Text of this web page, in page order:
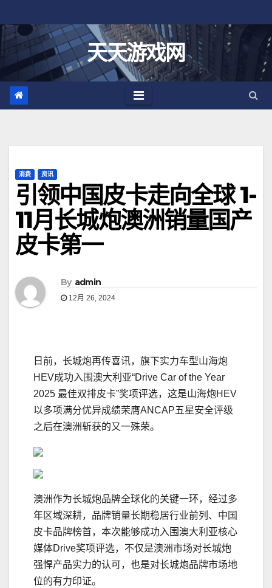
至
天天游戏网
消费 资讯
引领中国皮卡走向全球 1-
11月长城炮澳洲销量国产
皮卡第一
By admin
12月 26, 2024
日前，长城炮再传喜讯，旗下实力车型山海炮
HEV成功入围澳大利亚“Drive Car of the Year
2025 最佳双排皮卡”奖项评选，这是山海炮HEV
以多项满分优异成绩荣膺ANCAP五星安全评级
之后在澳洲斩获的又一殊荣。
澳洲作为长城炮品牌全球化的关键一环，经过多
年区域深耕，品牌销量长期稳居行业前列、中国
皮卡品牌榜首，本次能够成功入围澳大利亚核心
媒体Drive奖项评选，不仅是澳洲市场对长城炮
强悍产品实力的认可，也是对长城炮品牌市场地
位的有力印证。